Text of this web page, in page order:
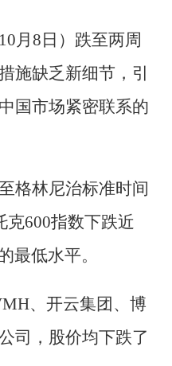
月8日）跌至两周
施缺乏新细节，引
国市场紧密联系的
格林尼治标准时间
克600指数下跌近
最低水平。
、开云集团、博
司，股价均下跌了